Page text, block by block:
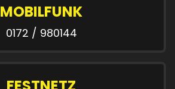
MOBILFUNK
0172 / 980144